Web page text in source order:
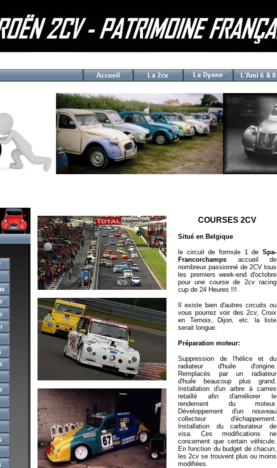
COURSES 2CV
Situé en Belgique
le circuit de formule 1 de Spa-
Francorchamps accueil de
nombreux passionné de 2CV tous
les premiers week-end d'octobre
pour une course de 2cv racing
cup de 24 Heures !!!.
Il existe bien d'autres circuits ou
vous pourrez voir des 2cv, Croix
en Ternois, Dijon, etc. la liste
serait longue.
Préparation moteur:
Suppression de l'hélice et du
radiateur d'huile d'origine.
Remplacés par un radiateur
d'huile beaucoup plus grand.
Installation d'un arbre à cames
retaillé afin d'améliorer le
rendement du moteur.
Développement d'un nouveau
collecteur d'échappement.
Installation du carburateur de
visa. Ces modifications ne
concernent que certain véhicule.
En fonction du budget de chacun,
les 2cv se trouvent plus ou moins
modifiées.